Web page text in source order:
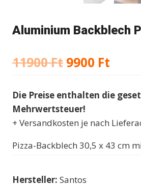
Aluminium Backblech
11900Ft
war:
11900 Ft
9900 Ft
ist:
Die Preise enthalten die
Mehrwertsteuer!
+ Versandkosten je nach
Pizza-Backblech 30,5 x 43 cm
Hersteller: Santos